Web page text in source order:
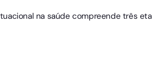
na saúde compreende três